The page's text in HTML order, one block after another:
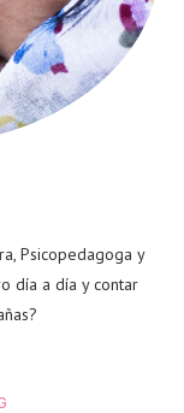
Psicopedagoga y
día a día y contar